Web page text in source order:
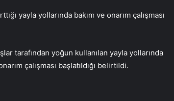
yayla yollarında bakım ve onarım çalışması
tarafından yoğun kullanılan yayla yollarında
çalışması başlatıldığı belirtildi.